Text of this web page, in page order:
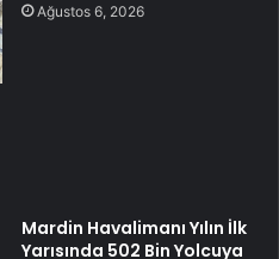
Ağustos 6, 2026
Mardin Havalimanı Yılın İlk
Yarısında 502 Bin Yolcuya